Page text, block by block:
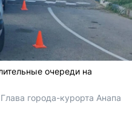
очереди на
города-курорта Анапа